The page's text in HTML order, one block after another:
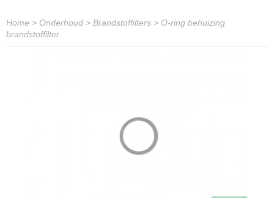
Home > Onderhoud > Brandstoffilters > O-ring behuizing
brandstoffilter